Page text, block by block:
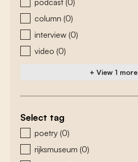
podcast (0)
column (0)
interview (0)
video (0)
+ View 1 more
Select tag
zoeken - tags
poetry (0)
rijksmuseum (0)